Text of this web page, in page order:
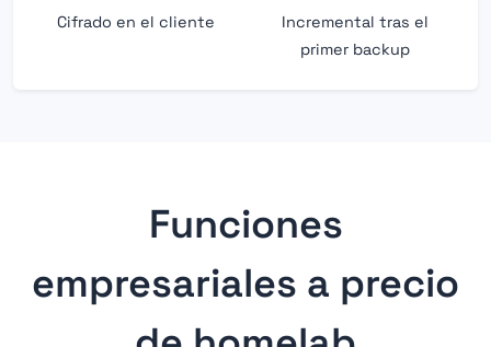
Cifrado en el cliente
Incremental tras el
primer backup
Funciones
empresariales a precio